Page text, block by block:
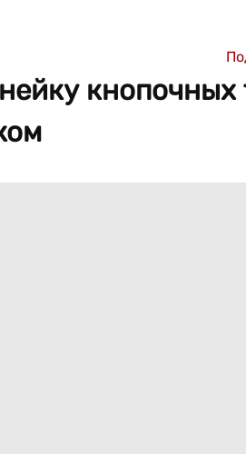
кнопочных